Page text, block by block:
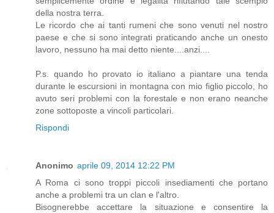
della nostra terra.
Le ricordo che ai tanti rumeni che sono venuti nel nostro
paese e che si sono integrati praticando anche un onesto
lavoro, nessuno ha mai detto niente....anzi....
P.s. quando ho provato io italiano a piantare una tenda
durante le escursioni in montagna con mio figlio piccolo, ho
avuto seri problemi con la forestale e non erano neanche
zone sottoposte a vincoli particolari.
Rispondi
Anonimo aprile 09, 2014 12:22 PM
A Roma ci sono troppi piccoli insediamenti che portano
anche a problemi tra un clan e l'altro.
Bisognerebbe accettare la situazione e consentire la